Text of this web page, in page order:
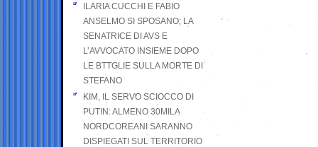
ILARIA CUCCHI E FABIO
ANSELMO SI SPOSANO; LA
SENATRICE DI AVS E
L’AVVOCATO INSIEME DOPO
LE BTTGLIE SULLA MORTE DI
STEFANO
KIM, IL SERVO SCIOCCO DI
PUTIN: ALMENO 30MILA
NORDCOREANI SARANNO
DISPIEGATI SUL TERRITORIO